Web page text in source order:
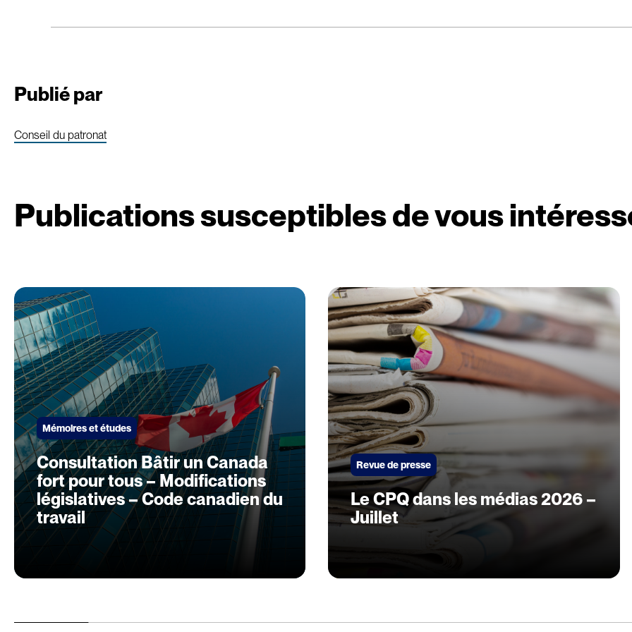
Publié par
Conseil du patronat
Publications susceptibles de vous
Mémoires et études
Consultation Bâtir un Canada
fort pour tous – Modifications
législatives – Code canadien du
travail
Revue de presse
Le CPQ dans les médias 2026 –
Juillet